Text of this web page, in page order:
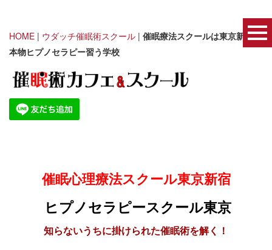
HOME | ウダッチ催眠術スクール | 催眠療法スクールは東京新宿｜
本物ヒプノセラピー習う学校
催眠心理療法スクール東京新宿
ヒプノセラピースクール東京
知らないうちに掛けられた催眠術を解く！